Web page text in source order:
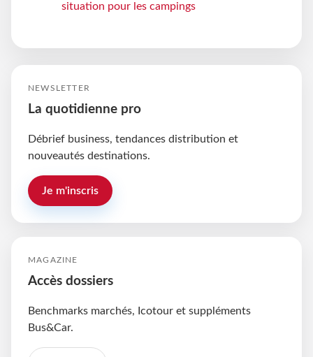
situation pour les campings
NEWSLETTER
La quotidienne pro
Débrief business, tendances distribution et
nouveautés destinations.
Je m'inscris
MAGAZINE
Accès dossiers
Benchmarks marchés, Icotour et suppléments
Bus&Car.